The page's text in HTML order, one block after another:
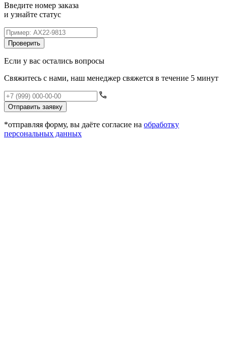
Введите номер заказа
и узнайте статус
Проверить
Если у вас остались вопросы
Свяжитесь с нами, наш менеджер свяжется в течение 5 минут
Отправить заявку
*отправляя форму, вы даёте согласие на обработку
персональных данных